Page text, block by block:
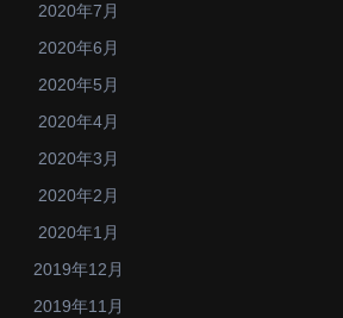
2020年7月
2020年6月
2020年5月
2020年4月
2020年3月
2020年2月
2020年1月
2019年12月
2019年11月